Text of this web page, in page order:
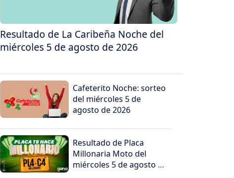
Resultado de La Caribeña Noche del
miércoles 5 de agosto de 2026
Cafeterito Noche: sorteo
del miércoles 5 de
agosto de 2026
Resultado de Placa
Millonaria Moto del
miércoles 5 de agosto de